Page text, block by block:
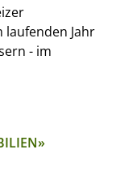
Jahr
- im